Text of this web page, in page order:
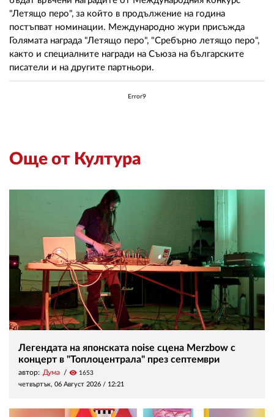
"Летящо перо", за който в продължение на година
постъпват номинации. Международно жури присъжда
Голямата награда "Летящо перо", "Сребърно летящо перо",
както и специалните награди на Съюза на българските
писатели и на другите партньори.
Error9
Още от Култура
Легендата на японската noise сцена Merzbow с
концерт в "Топлоцентрала" през септември
автор: Дума visibility 1653
четвъртък, 06 Август 2026 / 12:21